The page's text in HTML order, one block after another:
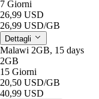
7 Giorni
26,99 USD
26,99 USD/GB
Dettagli
Malawi 2GB, 15 days
2GB
15 Giorni
20,50 USD/GB
40,99 USD